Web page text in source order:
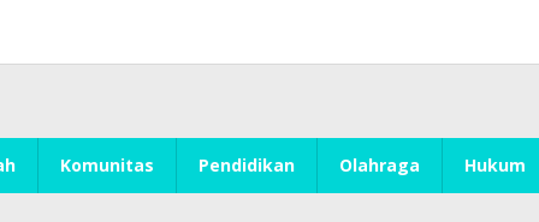
Komunitas Pendidikan Olahraga Hukum